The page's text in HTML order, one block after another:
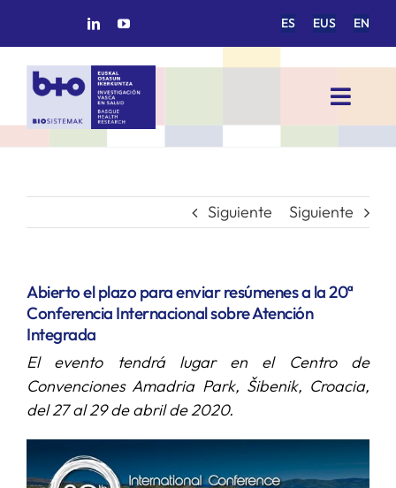
ES EUS EN
Toggle
INICIO
GRUPOS DE INVESTIGACIÓN
PROYECTOS/COLABORACIONES
SERVICIOS
Siguiente Siguiente
Abierto el plazo para enviar resúmenes a la 20ª
Conferencia Internacional sobre Atención
Integrada
El evento tendrá lugar en el Centro de
Convenciones Amadria Park, Šibenik, Croacia,
del 27 al 29 de abril de 2020.